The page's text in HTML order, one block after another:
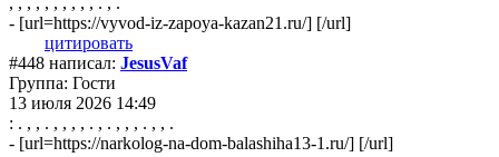
- [url=https://vyvod-iz-zapoya-kazan21.ru/] [/url]
цитировать
#448 написал: JesusVaf
Группа: Гости
13 июля 2026 14:49
: . , , . , , , , . , . , , , . , , .
- [url=https://narkolog-na-dom-balashiha13-1.ru/] [/url]